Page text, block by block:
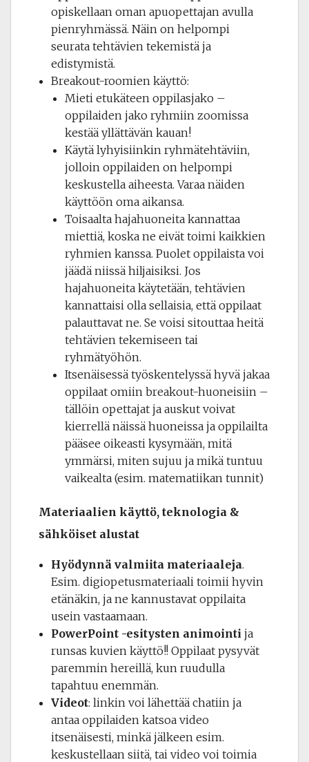
opiskellaan oman apuopettajan avulla
pienryhmässä. Näin on helpompi
seurata tehtävien tekemistä ja
edistymistä.
Breakout-roomien käyttö:
Mieti etukäteen oppilasjako –
oppilaiden jako ryhmiin zoomissa
kestää yllättävän kauan!
Käytä lyhyisiinkin ryhmätehtäviin,
jolloin oppilaiden on helpompi
keskustella aiheesta. Varaa näiden
käyttöön oma aikansa.
Toisaalta hajahuoneita kannattaa
miettiä, koska ne eivät toimi kaikkien
ryhmien kanssa. Puolet oppilaista voi
jäädä niissä hiljaisiksi. Jos
hajahuoneita käytetään, tehtävien
kannattaisi olla sellaisia, että oppilaat
palauttavat ne. Se voisi sitouttaa heitä
tehtävien tekemiseen tai
ryhmätyöhön.
Itsenäisessä työskentelyssä hyvä jakaa
oppilaat omiin breakout-huoneisiin –
tällöin opettajat ja auskut voivat
kierrellä näissä huoneissa ja oppilailta
pääsee oikeasti kysymään, mitä
ymmärsi, miten sujuu ja mikä tuntuu
vaikealta (esim. matematiikan tunnit)
Materiaalien käyttö, teknologia &
sähköiset alustat
Hyödynnä valmiita materiaaleja.
Esim. digiopetusmateriaali toimii hyvin
etänäkin, ja ne kannustavat oppilaita
usein vastaamaan.
PowerPoint -esitysten animointi ja
runsas kuvien käyttö!! Oppilaat pysyvät
paremmin hereillä, kun ruudulla
tapahtuu enemmän.
Videot: linkin voi lähettää chatiin ja
antaa oppilaiden katsoa video
itsenäisesti, minkä jälkeen esim.
keskustellaan siitä, tai video voi toimia